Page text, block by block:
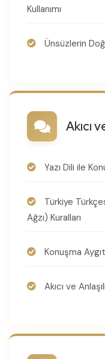
Kullanımı
Ünsüzlerin
Akıcı
Yazı Dili ile
Türkiye
Ağzı) Kuralları
Konuşma
Akıcı ve